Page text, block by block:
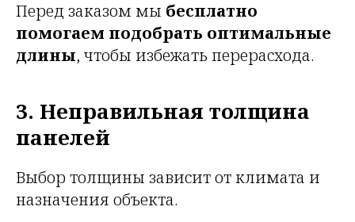
Перед заказом мы бесплатно
помогаем подобрать оптимальные
длины, чтобы избежать перерасхода.
3. Неправильная толщина
панелей
Выбор толщины зависит от климата и
назначения объекта.